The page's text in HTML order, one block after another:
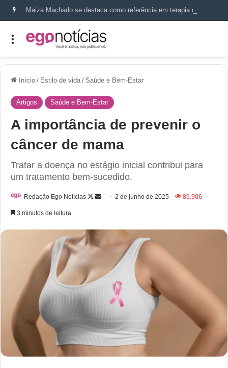
Início / Estilo de vida / Saúde e Bem-Estar
Artigos Saúde e Bem-Estar
A importância de prevenir o
câncer de mama
Tratar a doença no estágio inicial contribui para
um tratamento bem-sucedido.
Redação Ego Notícias 2 de junho de 2025 89.906
3 minutos de leitura